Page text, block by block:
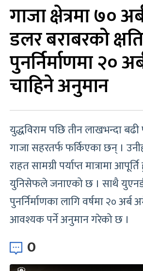
गाजा क्षेत्रमा ७०
डलर बराबरको
पुनर्निर्माणमा २०
चाहिने अनुमान
युद्धविराम पछि तीन लाखभन्दा बढी
गाजा सहरतर्फ फर्किएका छन् ।
राहत सामग्री पर्याप्त मात्रामा
युनिसेफले जनाएको छ । साथै
पुनर्निर्माणका लागि वर्षमा २० अर्ब
आवश्यक पर्ने अनुमान गरेको छ ।
0